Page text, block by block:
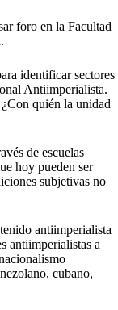
foro en la Facultad
identificar sectores
Antiimperialista.
quién la unidad
de escuelas
hoy pueden ser
subjetivas no
antiimperialista
antiimperialistas a
cubano,